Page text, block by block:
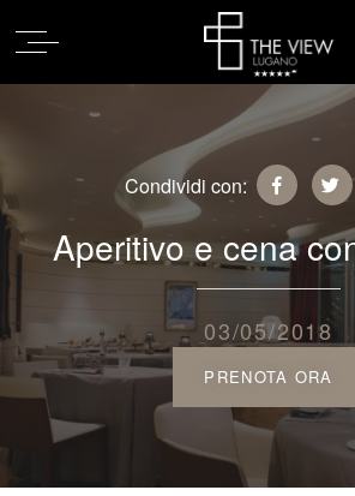
Condividi con:
Aperitivo e cena
03/05/2018
PRENOTA ORA